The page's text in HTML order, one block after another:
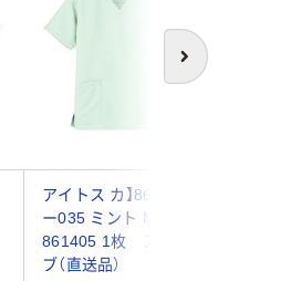
次へ
アイトス カ】861405
ー035 ミント M
861405 1枚 スクラ
ブ（直送品）